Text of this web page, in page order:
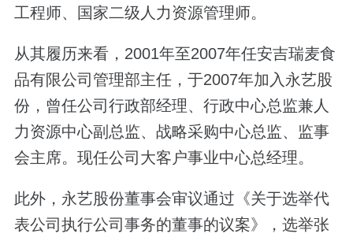
工程师、国家二级人力资源管理师。
从其履历来看，2001年至2007年任安吉瑞麦食
品有限公司管理部主任，于2007年加入永艺股
份，曾任公司行政部经理、行政中心总监兼人
力资源中心副总监、战略采购中心总监、监事
会主席。现任公司大客户事业中心总经理。
此外，永艺股份董事会审议通过《关于选举代
表公司执行公司事务的董事的议案》，选举张